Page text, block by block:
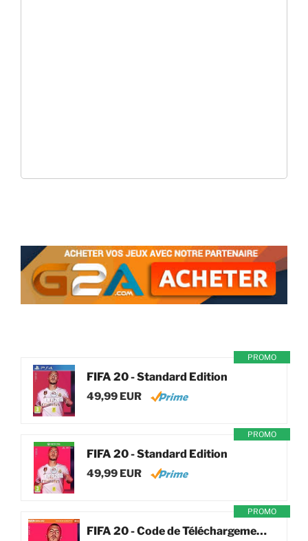
PROMO
FIFA 20 - Standard Edition
49,99 EUR
PROMO
FIFA 20 - Standard Edition
49,99 EUR
PROMO
FIFA 20 - Code de Téléchargement pour PC